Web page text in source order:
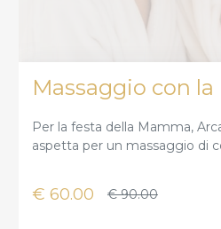
Massaggio con
Per la festa della Mamma,
aspetta per un massaggio di
un’atmosfera intima e
€ 60.00 € 90.00